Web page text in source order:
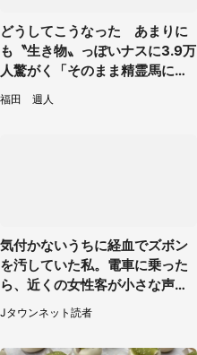
どうしてこうなった あまりに
も〝生き物〟っぽいナスに3.9万
人驚がく「そのまま精霊馬に使
えそう」
福田 週人
気付かないうちに経血でズボン
を汚していた私。電車に乗った
ら、近くの女性客が小さな声で
（千葉県・10代女性）
Jタウンネット読者